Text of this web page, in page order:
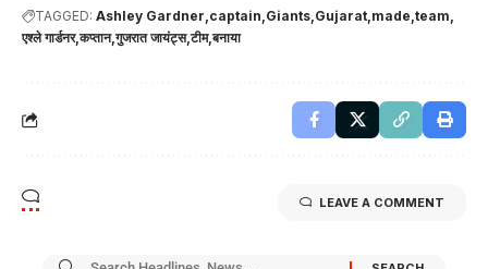
TAGGED: Ashley Gardner captain Giants Gujarat made team
एश्ले गार्डनर कप्तान गुजरात जायंट्स टीम बनाया
LEAVE A COMMENT